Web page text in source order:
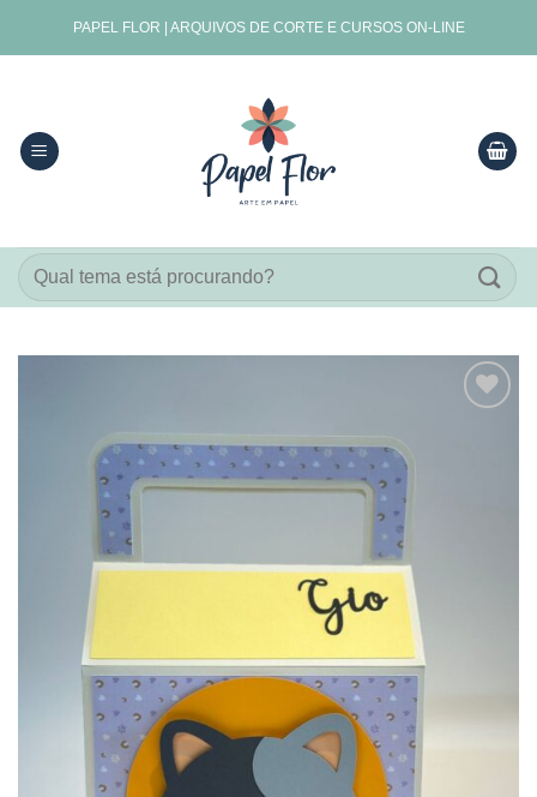
PAPEL FLOR | ARQUIVOS DE CORTE E CURSOS ON-LINE
Pesquisar
por: